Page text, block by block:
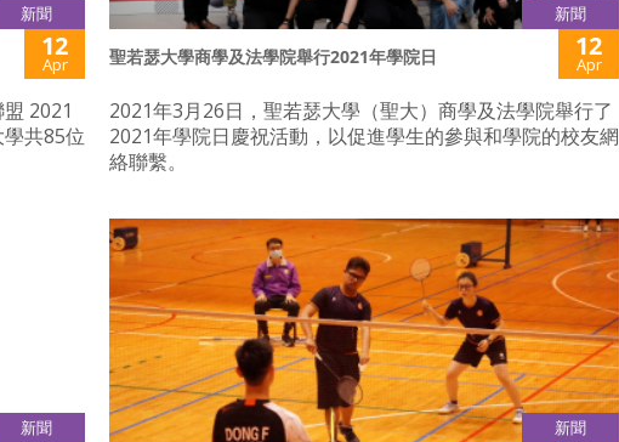
新聞
12
Apr
2021
共85位
新聞
聖若瑟大學商學及法學院舉行2021年學院日 12
Apr
2021年3月26日，聖若瑟大學（聖大）商學及法學院舉行了
2021年學院日慶祝活動，以促進學生的參與和學院的校友網
絡聯繫。
新聞 新聞